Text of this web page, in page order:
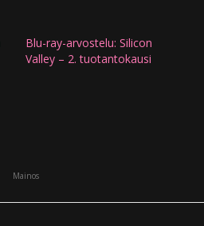
Blu-ray-arvostelu: Silicon
Valley – 2. tuotantokausi
Mainos